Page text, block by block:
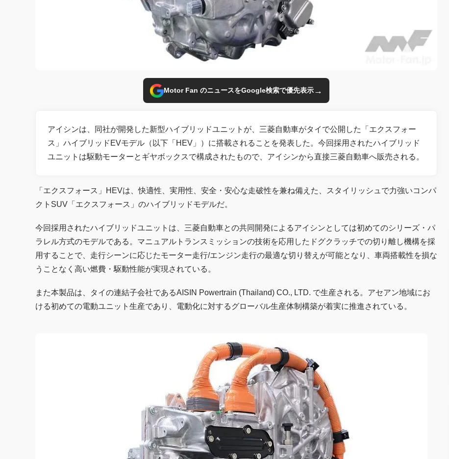
Motor Fan のニュースをGoogle検索で優先表示→
アイシンは、同社が開発した新型ハイブリッドユニットが、三菱自動車がタイで公開した「エクスフォー
ス」ハイブリッドEVモデル（以下「HEV」）に搭載されることを発表した。今回採用されたハイブリッド
ユニットは駆動モーターとギヤボックスで構成されたもので、アイシンから直接三菱自動車へ販売される。
「エクスフォース」HEVは、快適性、実用性、安全・安心な走破性を兼ね備えた、スタイリッシュで力強いコンパ
クトSUV「エクスフォース」のハイブリッドモデルだ。
今回採用されたハイブリッドユニットは、三菱自動車との共同開発によるアイシンとしては初めてのシリーズ・パ
ラレル方式のモデルである。マニュアルトランスミッションの技術を応用したドグクラッチでの切り離し機構を採
用することで、走行シーンに応じたモーター走行/エンジン走行の最適な切り替えが可能となり、車両搭載性を損な
うことなく高い燃費・駆動性能が実現されている。
また本製品は、タイの連結子会社であるAISIN Powertrain (Thailand) CO., LTD. で生産される。アセアン地域にお
ける初めての電動ユニット生産であり、電動化に対するグローバル生産体制構築が着実に推進されている。